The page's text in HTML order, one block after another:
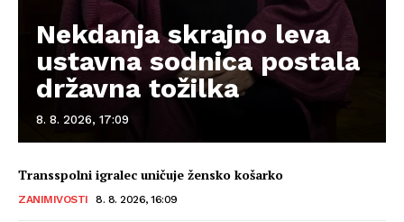
Nekdanja skrajno leva
ustavna sodnica postala
državna tožilka
8. 8. 2026, 17:09
Transspolni igralec uničuje žensko košarko
ZANIMIVOSTI 8. 8. 2026, 16:09